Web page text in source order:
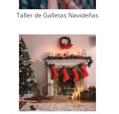
Taller de Galletas Navideñas